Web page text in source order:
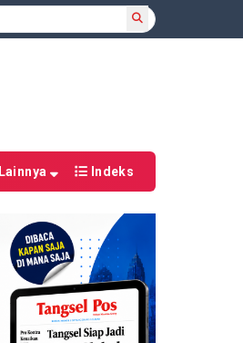
Lainnya Indeks